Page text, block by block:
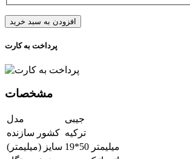
افزودن به سبد خرید
پرداخت به کارت
مشخصات
مدل
جیبی
کشور سازنده ترکیه
سایز (میلیمتر)
19*50 میلیمتر